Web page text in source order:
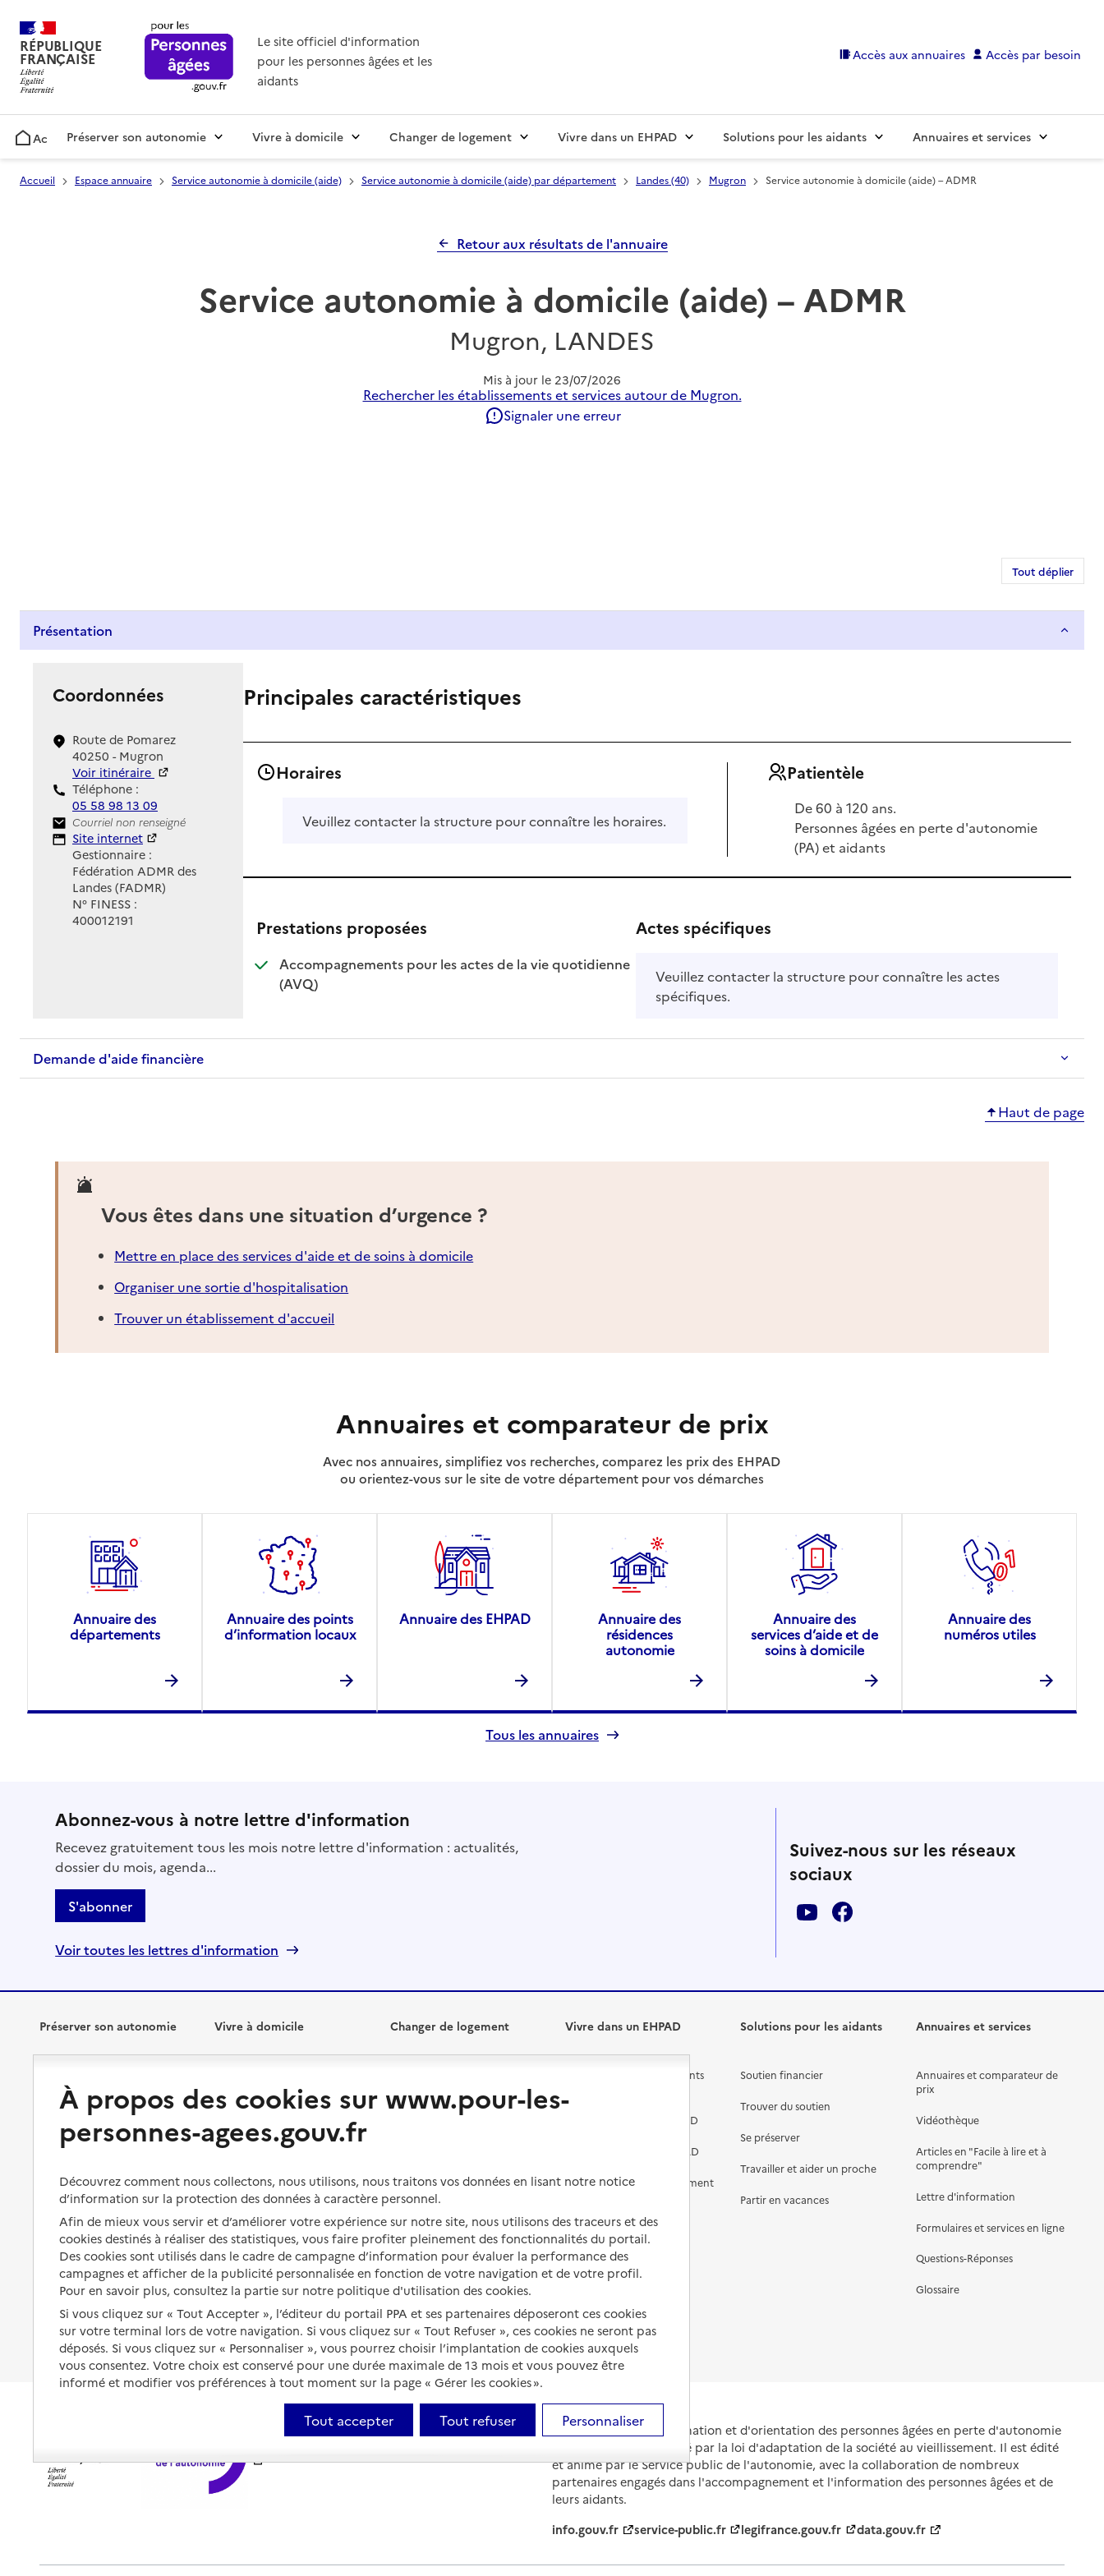
RÉPUBLIQUE
FRANÇAISE
Le site officiel d'information
pour les personnes âgées et les
aidants
Accès aux annuaires Accès par besoin
AccueilPréserver son autonomie Vivre à domicile Changer de logement Vivre dans un EHPAD Solutions pour les aidants Annuaires et services
Accueil Espace annuaire Service autonomie à domicile (aide) Service autonomie à domicile (aide) par département Landes (40) Mugron Service autonomie à domicile (aide) – ADMR
Retour aux résultats de l'annuaire
Service autonomie à domicile (aide) – ADMR
Mugron, LANDES
Mis à jour le 23/07/2026
Rechercher les établissements et services autour de Mugron.
Signaler une erreur
Tout déplier
Présentation
Coordonnées
Route de Pomarez
40250 - Mugron
Voir itinéraire
Téléphone :
05 58 98 13 09
Contact
Courriel non renseigné
Site Internet
Site internet
Gestionnaire :
Fédération ADMR des
Landes (FADMR)
N° FINESS :
400012191
Principales caractéristiques
Horaires
Veuillez contacter la structure pour connaître les horaires.
Patientèle
De 60 à 120 ans.
Personnes âgées en perte d'autonomie
(PA) et aidants
Prestations proposées
Accompagnements pour les actes de la vie quotidienne
(AVQ)
: disponible
: non disponible
Actes spécifiques
Veuillez contacter la structure pour connaître les actes
spécifiques.
Demande d'aide financière
Haut de page
Vous êtes dans une situation d’urgence ?
Mettre en place des services d'aide et de soins à domicile
Organiser une sortie d'hospitalisation
Trouver un établissement d'accueil
Annuaires et comparateur de prix
Avec nos annuaires, simplifiez vos recherches, comparez les prix des EHPAD
ou orientez-vous sur le site de votre département pour vos démarches
Annuaire des
départements
Annuaire des points
d’information locaux
Annuaire des EHPAD
Annuaire des
résidences
autonomie
Annuaire des
services d’aide et de
soins à domicile
Annuaire des
numéros utiles
Tous les annuaires
Abonnez-vous à notre lettre d'information
Recevez gratuitement tous les mois notre lettre d'information : actualités,
dossier du mois, agenda...
S'abonner
Voir toutes les lettres d'information
Suivez-nous sur les réseaux
sociaux
Préserver son autonomie
et droits
Aménager son logement et
s'équiper
santé
Organiser à l'avance sa propre
protection
Les mesures de protection
Les obligations de la famille
À qui s’adresser ?
Les politiques du grand âge
Vivre à domicile
Bénéficier de soins à domicile
Aides financières
Partager son logement
Vivre à domicile avec une
maladie ou un handicap
Être hospitalisé
Fin de vie à domicile
Changer de logement
Vivre dans une résidence avec
services pour seniors
Vivre en accueil familial
Vivre dans un EHPAD
Les différents établissements
Préparer l'entrée en EHPAD
Aides financières en EHPAD
Prévention, accompagnement
Comprendre les prix en
EHPAD
Droits en EHPAD
Solutions pour les aidants
Soutien financier
Trouver du soutien
Se préserver
Travailler et aider un proche
Partir en vacances
Annuaires et services
Annuaires et comparateur de
prix
Vidéothèque
Articles en "Facile à lire et à
comprendre"
Lettre d'information
Formulaires et services en ligne
Questions-Réponses
Glossaire
Portail national d'information et d'orientation des personnes âgées en perte d'autonomie
et de leurs proches, créé par la loi d'adaptation de la société au vieillissement. Il est édité
et animé par le Service public de l'autonomie, avec la collaboration de nombreux
partenaires engagés dans l'accompagnement et l'information des personnes âgées et de
leurs aidants.
info.gouv.fr
service-public.fr legifrance.gouv.fr data.gouv.fr
À propos des cookies sur www.pour-les-
personnes-agees.gouv.fr
Découvrez comment nous collectons, nous utilisons, nous traitons vos données en lisant notre notice
d’information sur la protection des données à caractère personnel.
Afin de mieux vous servir et d’améliorer votre expérience sur notre site, nous utilisons des traceurs et des
cookies destinés à réaliser des statistiques, vous faire profiter pleinement des fonctionnalités du portail.
Des cookies sont utilisés dans le cadre de campagne d’information pour évaluer la performance des
campagnes et afficher de la publicité personnalisée en fonction de votre navigation et de votre profil.
Pour en savoir plus, consultez la partie sur notre politique d'utilisation des cookies.
Si vous cliquez sur « Tout Accepter », l’éditeur du portail PPA et ses partenaires déposeront ces cookies
sur votre terminal lors de votre navigation. Si vous cliquez sur « Tout Refuser », ces cookies ne seront pas
déposés. Si vous cliquez sur « Personnaliser », vous pourrez choisir l’implantation de cookies auxquels
vous consentez. Votre choix est conservé pour une durée maximale de 13 mois et vous pouvez être
informé et modifier vos préférences à tout moment sur la page « Gérer les cookies ».
Tout accepter Tout refuser Personnaliser